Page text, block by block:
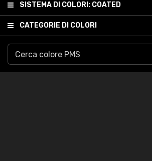
SISTEMA DI COLORI: COATED
CATEGORIE DI COLORI